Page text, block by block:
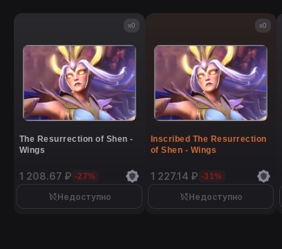
x0
The Resurrection of Shen -
Wings
1 208.67 ₽ -27%
Недоступно
x0
Inscribed The Resurrection
of Shen - Wings
1 227.14 ₽ -31%
Недоступно